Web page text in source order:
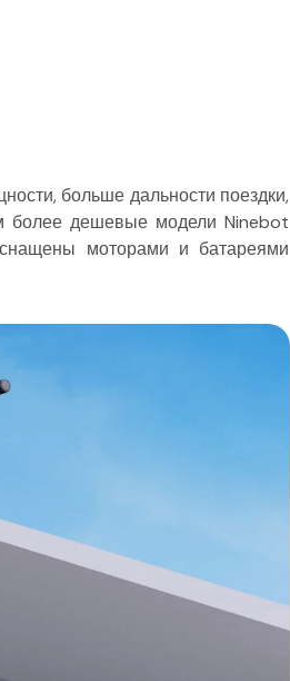
больше дальности поездки,
более дешевые модели Ninebot
моторами и батареями